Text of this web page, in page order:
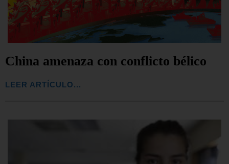
China amenaza con conflicto bélico
LEER ARTÍCULO...